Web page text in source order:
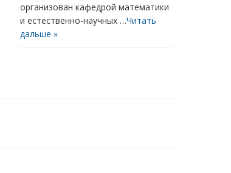
организован кафедрой математики
и естественно-научных …Читать
дальше »